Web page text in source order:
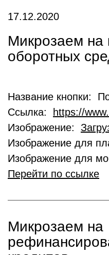
17.12.2020
Микрозаем на
оборотных
Название кнопки:
Ссылка:
https://
Изображение:
Изображение для
Изображение для
Перейти по ссылке
Микрозаем на